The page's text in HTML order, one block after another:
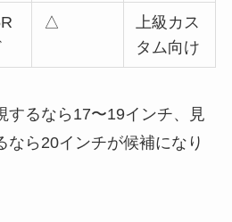
△
上級カス
タム向け
するなら17〜19インチ、見
なら20インチが候補になり